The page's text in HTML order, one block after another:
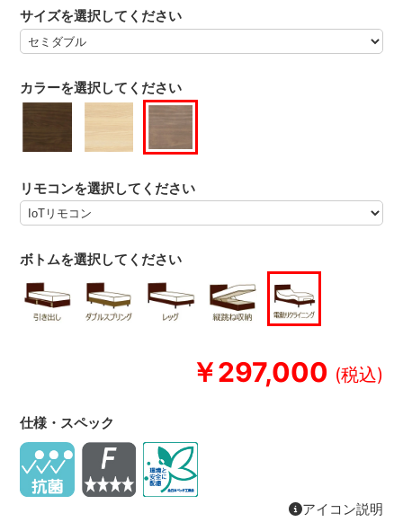
￥297,000
カラーを選択してください
サイズを選択してください
リモコンを選択してください
ボトムを選択してください
仕様・スペック
アイコン説明